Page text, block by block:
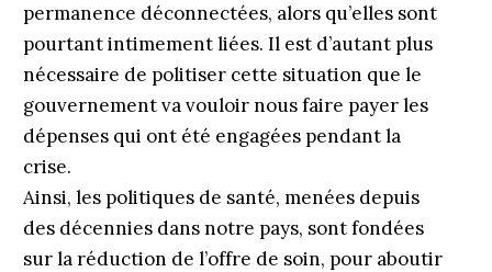
permanence déconnectées, alors qu’elles sont
pourtant intimement liées. Il est d’autant plus
nécessaire de politiser cette situation que le
gouvernement va vouloir nous faire payer les
dépenses qui ont été engagées pendant la
crise.
Ainsi, les politiques de santé, menées depuis
des décennies dans notre pays, sont fondées
sur la réduction de l’offre de soin, pour aboutir